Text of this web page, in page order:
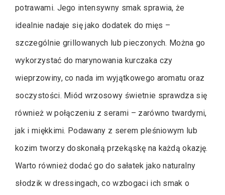
potrawami. Jego intensywny smak sprawia, że
idealnie nadaje się jako dodatek do mięs –
szczególnie grillowanych lub pieczonych. Można go
wykorzystać do marynowania kurczaka czy
wieprzowiny, co nada im wyjątkowego aromatu oraz
soczystości. Miód wrzosowy świetnie sprawdza się
również w połączeniu z serami – zarówno twardymi,
jak i miękkimi. Podawany z serem pleśniowym lub
kozim tworzy doskonałą przekąskę na każdą okazję.
Warto również dodać go do sałatek jako naturalny
słodzik w dressingach, co wzbogaci ich smak o